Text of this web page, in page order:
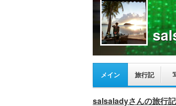
メイン 旅行記
salsaladyさんの旅行記